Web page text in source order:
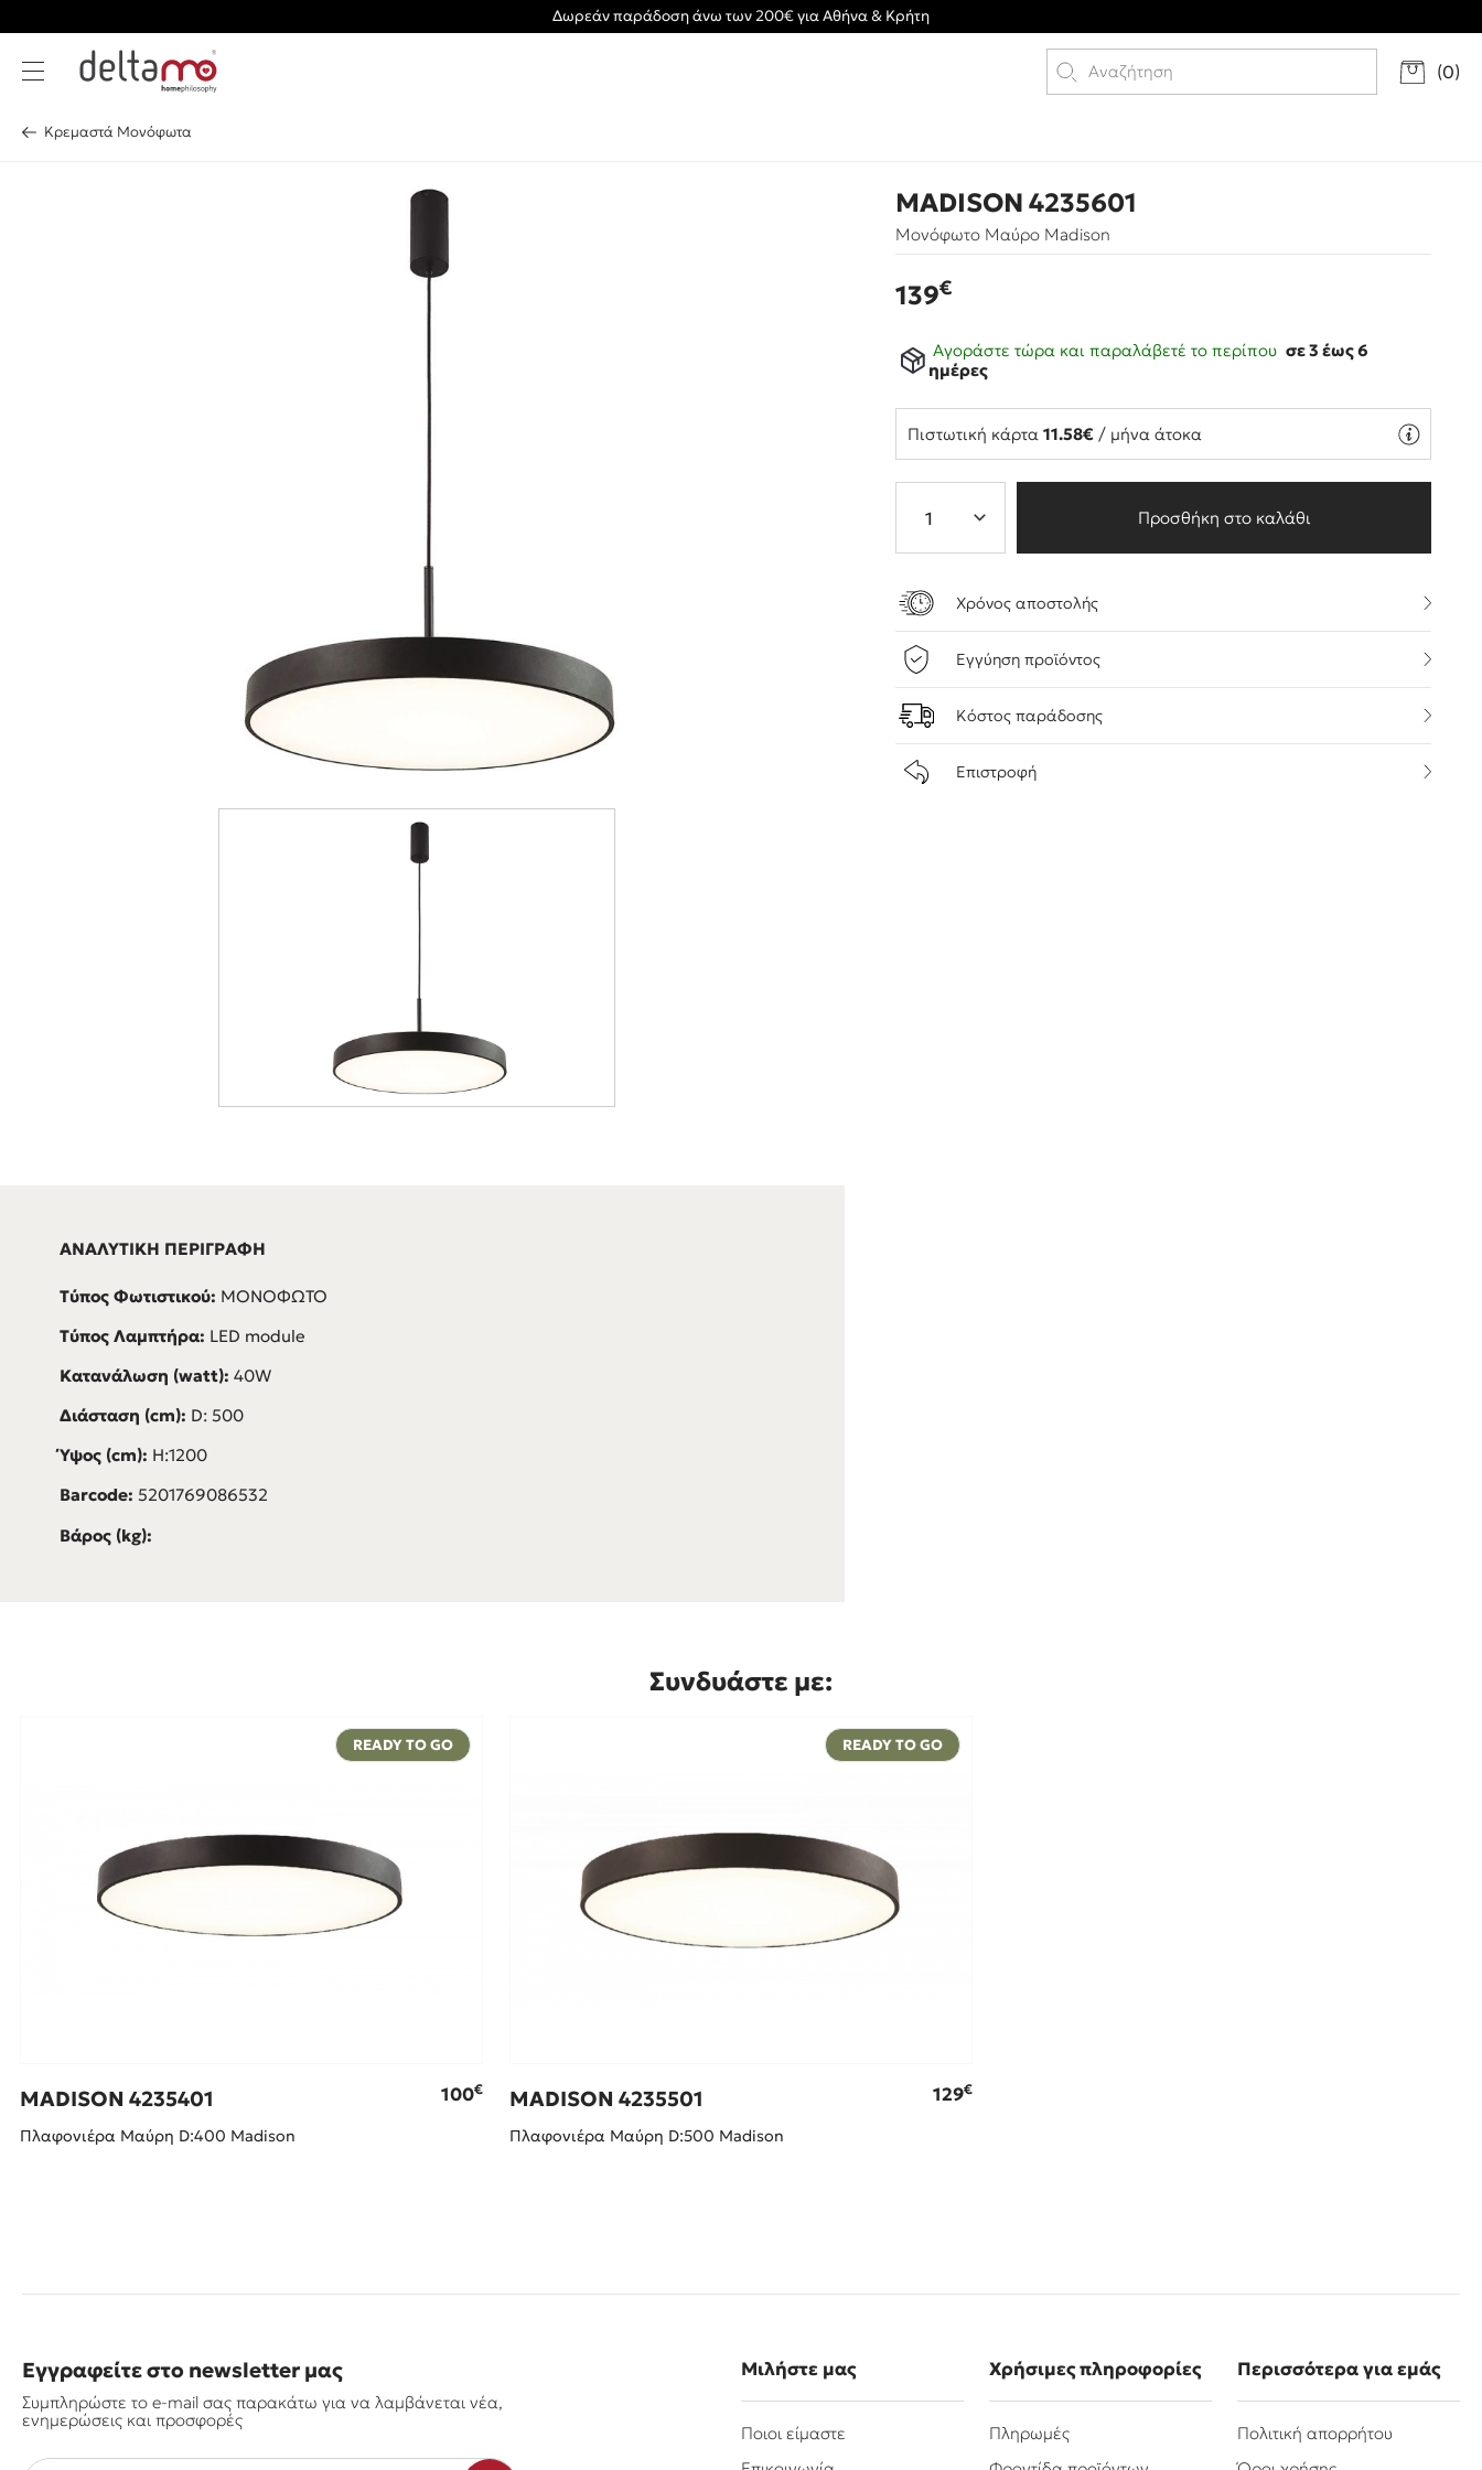
Δωρεάν παράδοση άνω των 200€ για Αθήνα & Κρήτη
(0)
Κρεμαστά Μονόφωτα
ΑΝΑΛΥΤΙΚΗ ΠΕΡΙΓΡΑΦΗ
Τύπος Φωτιστικού: ΜΟΝΟΦΩΤΟ
Τύπος Λαμπτήρα: LED module
Κατανάλωση (watt): 40W
Διάσταση (cm): D: 500
Ύψος (cm): H:1200
Barcode: 5201769086532
Βάρος (kg):
MADISON 4235601
Μονόφωτο Μαύρο Madison
139€
Αγοράστε τώρα και παραλάβετέ το περίπου σε 3 έως 6
ημέρες
Πιστωτική κάρτα11.58€ / μήνα άτοκα
Προσθήκη στο καλάθι
Χρόνος αποστολής
Εγγύηση προϊόντος
Κόστος παράδοσης
Επιστροφή
Συνδυάστε με:
READY TO GO
MADISON 4235401 100€
Πλαφονιέρα Μαύρη D:400 Madison
READY TO GO
MADISON 4235501 129€
Πλαφονιέρα Μαύρη D:500 Madison
Εγγραφείτε στο newsletter μας
Συμπληρώστε το e-mail σας παρακάτω για να λαμβάνεται νέα,
ενημερώσεις και προσφορές
Μιλήστε μας
Ποιοι είμαστε
Χρήσιμες πληροφορίες
Πληρωμές
Περισσότερα για εμάς
Πολιτική απορρήτου